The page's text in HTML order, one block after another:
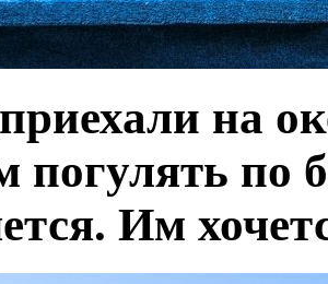
на
погулять по
Им